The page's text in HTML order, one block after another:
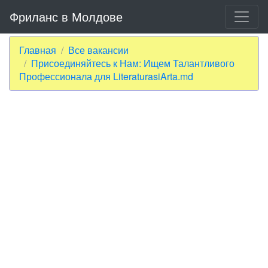
Фриланс в Молдове
Главная
Все вакансии
Присоединяйтесь к Нам: Ищем Талантливого
Профессионала для LiteraturasiArta.md